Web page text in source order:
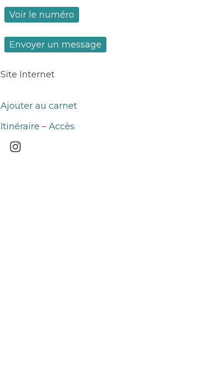
Voir le numéro
Envoyer un message
Site Internet
Ajouter au carnet
Itinéraire – Accès